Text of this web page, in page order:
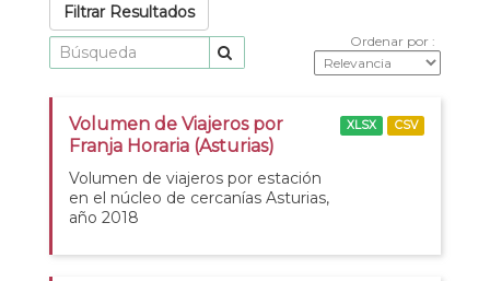
Filtrar Resultados
Ordenar por
Volumen de Viajeros por
Franja Horaria (Asturias)
Volumen de viajeros por estación
en el núcleo de cercanías Asturias,
año 2018
XLSX CSV